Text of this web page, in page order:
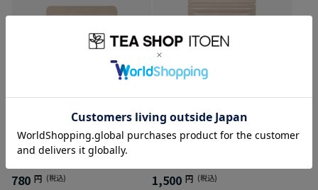
780 円 (税込) 1,500 円 (税込)